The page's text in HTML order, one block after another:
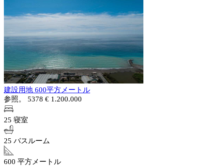
建設用地 600平方メートル
参照。 5378 € 1.200.000
25 寝室
25 バスルーム
600 平方メートル